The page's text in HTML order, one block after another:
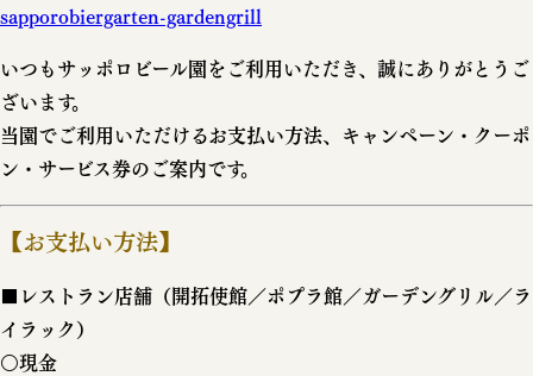
sapporobiergarten-gardengrill
いつもサッポロビール園をご利用いただき、誠にありがとうご
ざいます。
当園でご利用いただけるお支払い方法、キャンペーン・クーポ
ン・サービス券のご案内です。
【お支払い方法】
■レストラン店舗（開拓使館／ポプラ館／ガーデングリル／ラ
イラック）
○現金